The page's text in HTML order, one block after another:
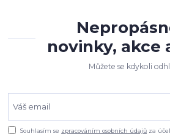
novinky, akce
Můžete se kdykoli
Souhlasím se zpracováním osobních údajů za